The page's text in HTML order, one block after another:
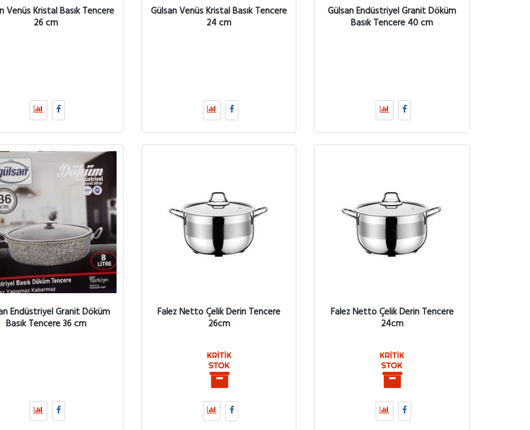
Venüs Kristal Basık Tencere
26 cm
Gülsan Venüs Kristal Basık Tencere
24 cm
Gülsan Endüstriyel Granit Döküm
Basık Tencere 40 cm
Endüstriyel Granit Döküm
Basık Tencere 36 cm
Falez Netto Çelik Derin Tencere
26cm
Falez Netto Çelik Derin Tencere
24cm